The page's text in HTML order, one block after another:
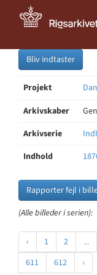
Bliv indtaster
Projekt
Arkivskaber
Arkivserie
Indhold
Rapporter fejl i
(Alle billeder i serien):
‹ 1 2 ...
611
612 ›